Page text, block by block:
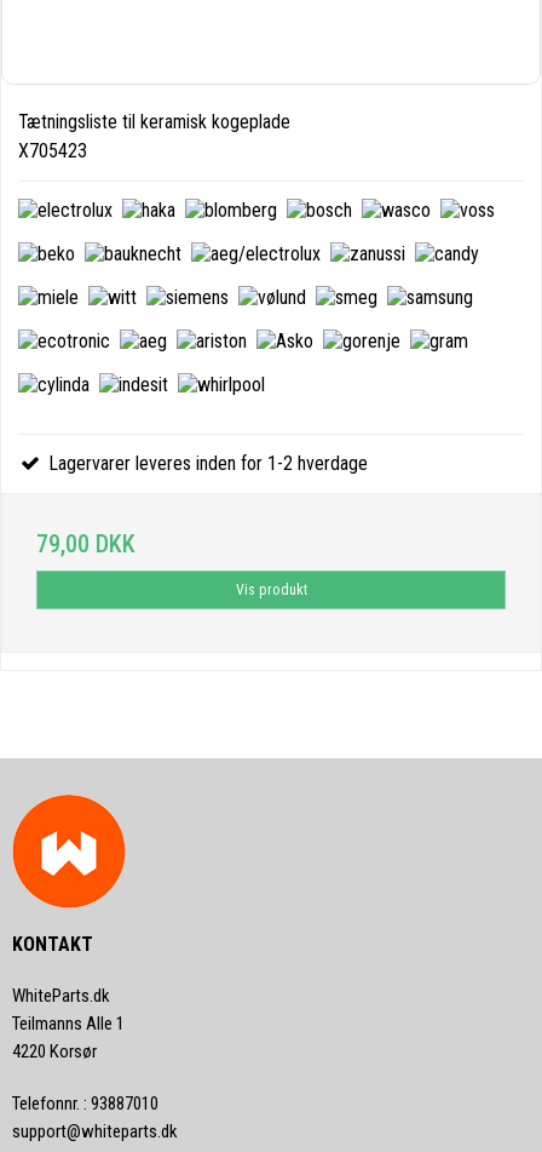
Tætningsliste til keramisk kogeplade
X705423
Lagervarer leveres inden for 1-2 hverdage
79,00 DKK
Vis produkt
KONTAKT
WhiteParts.dk
Teilmanns Alle 1
4220 Korsør
Telefonnr. : 93887010
support@whiteparts.dk